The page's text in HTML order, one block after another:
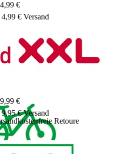
€
4,99 € Versand
€
9,95 € Versand
Retoure